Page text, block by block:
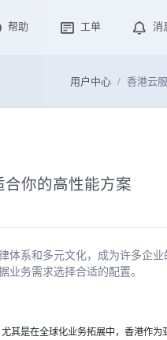
帮助 工单 消
用户中心 香港云
你的高性能方案
系和多元文化，成为许多企业
务需求选择合适的配置。
其是在全球化业务拓展中，香港作为